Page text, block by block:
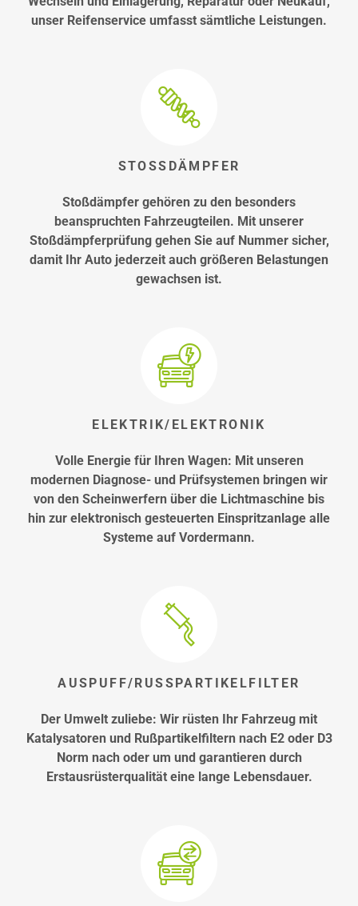
unser Reifenservice umfasst sämtliche Leistungen.
STOSSDÄMPFER
Stoßdämpfer gehören zu den besonders
beanspruchten Fahrzeugteilen. Mit unserer
Stoßdämpferprüfung gehen Sie auf Nummer sicher,
damit Ihr Auto jederzeit auch größeren Belastungen
gewachsen ist.
ELEKTRIK/ELEKTRONIK
Volle Energie für Ihren Wagen: Mit unseren
modernen Diagnose- und Prüfsystemen bringen wir
von den Scheinwerfern über die Lichtmaschine bis
hin zur elektronisch gesteuerten Einspritzanlage alle
Systeme auf Vordermann.
AUSPUFF/RUSSPARTIKELFILTER
Der Umwelt zuliebe: Wir rüsten Ihr Fahrzeug mit
Katalysatoren und Rußpartikelfiltern nach E2 oder D3
Norm nach oder um und garantieren durch
Erstausrüsterqualität eine lange Lebensdauer.